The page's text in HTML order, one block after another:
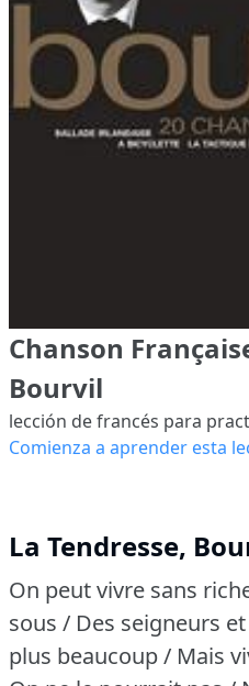
Chanson
Bourvil
lección de francés para
Comienza a aprender esta
La Tendresse,
On peut vivre sans
sous / Des seigneurs
plus beaucoup / Mais